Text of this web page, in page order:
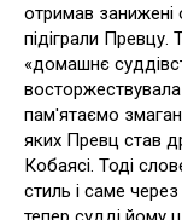
отримав занижені
підіграли Превцу.
«домашнє
пам'ятаємо
яких Превц став
Кобаясі. Тоді
стиль і саме